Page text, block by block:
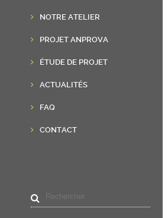
NOTRE ATELIER
PROJET ANPROVA
ÉTUDE DE PROJET
ACTUALITÉS
FAQ
CONTACT